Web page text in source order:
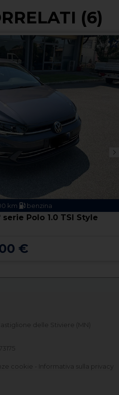
(6)
km benzina
serie Polo 1.0 TSI Style
€
delle Stiviere (MN)
cookie Informativa sulla privacy